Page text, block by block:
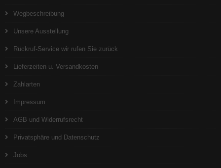
Wegbeschreibung
Unsere Ausstellung
Rückruf-Service wir rufen Sie zurück
Lieferzeiten u. Versandkosten
Zahlarten
Impressum
AGB und Widerrufsrecht
Privatsphäre und Datenschutz
Jobs